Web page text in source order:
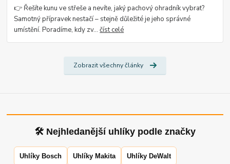
👉 Řešíte kunu ve střeše a nevíte, jaký pachový ohradník vybrat?
Samotný přípravek nestačí – stejně důležité je jeho správné
umístění. Poradíme, kdy zv...číst celé
Zobrazit všechny články
🛠 Nejhledanější uhlíky podle značky
Uhlíky Bosch Uhlíky Makita Uhlíky DeWalt